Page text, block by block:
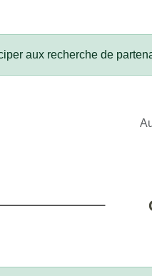
aux recherche de